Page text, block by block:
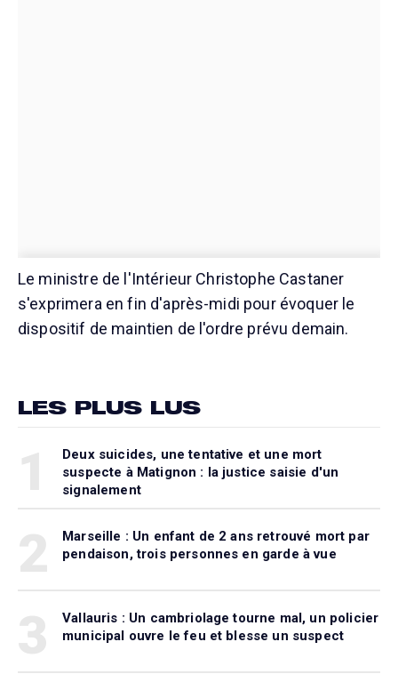
Le ministre de l'Intérieur Christophe Castaner
s'exprimera en fin d'après-midi pour évoquer le
dispositif de maintien de l'ordre prévu demain.
LES PLUS LUS
Deux suicides, une tentative et une mort
suspecte à Matignon : la justice saisie d'un
signalement
Marseille : Un enfant de 2 ans retrouvé mort par
pendaison, trois personnes en garde à vue
Vallauris : Un cambriolage tourne mal, un policier
municipal ouvre le feu et blesse un suspect